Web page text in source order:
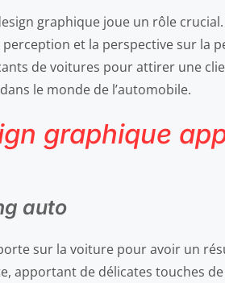
graphique joue un rôle
et la perspective sur la
de voitures pour attirer une
le monde de l’automobile.
graphique
auto
sur la voiture pour avoir un
apportant de délicates touches